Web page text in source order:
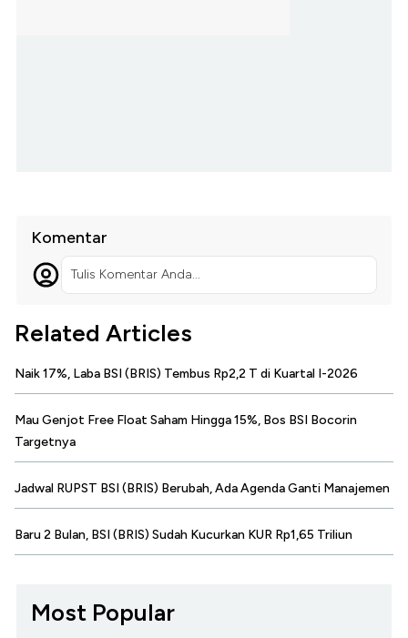
Komentar
Tulis Komentar Anda...
Related Articles
Naik 17%, Laba BSI (BRIS) Tembus Rp2,2 T di Kuartal I-2026
Mau Genjot Free Float Saham Hingga 15%, Bos BSI Bocorin
Targetnya
Jadwal RUPST BSI (BRIS) Berubah, Ada Agenda Ganti Manajemen
Baru 2 Bulan, BSI (BRIS) Sudah Kucurkan KUR Rp1,65 Triliun
Most Popular